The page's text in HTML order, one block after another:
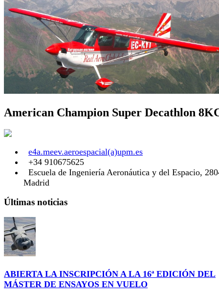
American Champion Super Decathlon
e4a.meev.aeroespacial(a)upm.es
+34 910675625
Escuela de Ingeniería Aeronáutica y del Espacio,
Madrid
Últimas noticias
ABIERTA LA INSCRIPCIÓN A LA 16ª EDICIÓN DEL
MÁSTER DE ENSAYOS EN VUELO